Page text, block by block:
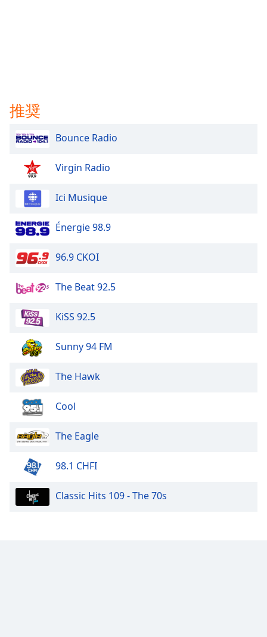
推奨
Bounce Radio
Virgin Radio
Ici Musique
Énergie 98.9
96.9 CKOI
The Beat 92.5
KiSS 92.5
Sunny 94 FM
The Hawk
Cool
The Eagle
98.1 CHFI
Classic Hits 109 - The 70s